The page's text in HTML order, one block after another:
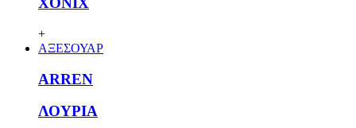
+
ΑΞΕΣΟΥΑΡ
ARREN
ΛΟΥΡΙΑ